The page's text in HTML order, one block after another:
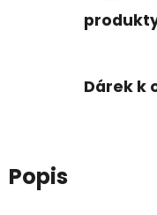
Dárek k
Popis